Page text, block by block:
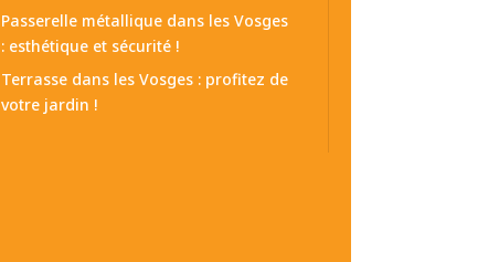
Passerelle métallique dans les Vosges
: esthétique et sécurité !
Terrasse dans les Vosges : profitez de
votre jardin !